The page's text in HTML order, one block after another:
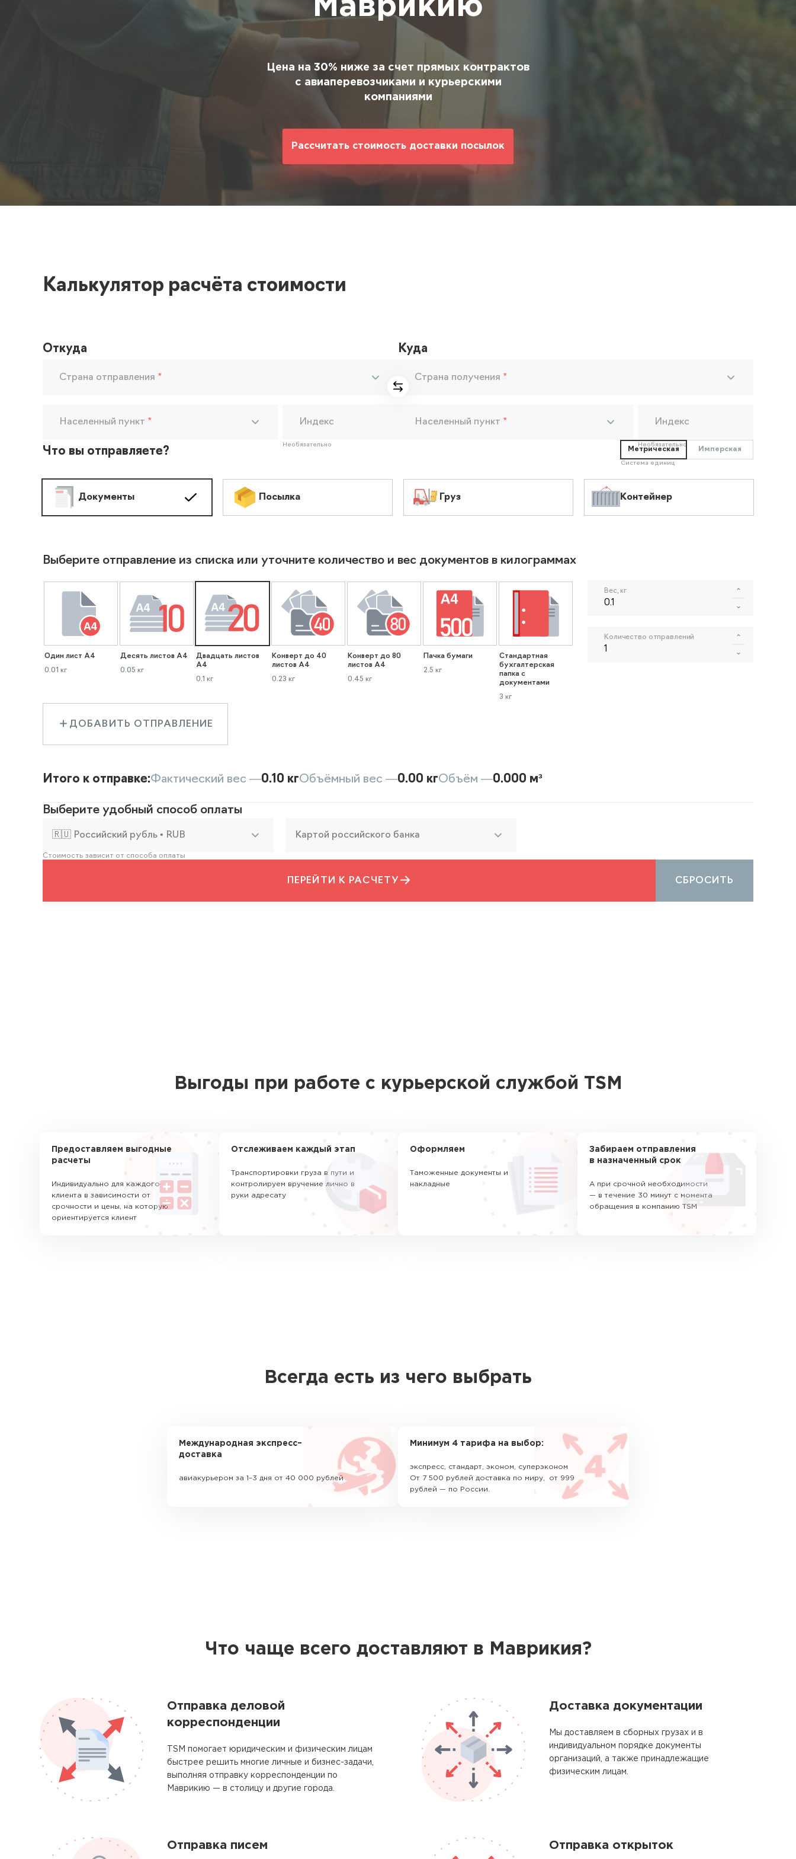
декларирование
Страхование
Помощь
Маврикию
Цена на 30% ниже за счет прямых контрактов
с авиаперевозчиками и курьерскими
компаниями
Рассчитать стоимость доставки посылок
Калькулятор расчёта стоимости
Откуда
Страна отправления *
Населенный пункт * Индекс
Необязательно
Куда
Страна получения *
Населенный пункт * Индекс
Необязательно
Что вы отправляете? Метрическая Имперская
Система единиц
Документы Посылка Груз Контейнер
Выберите отправление из списка или уточните количество и вес документов в килограммах
Один лист А4
0.01 кг
Десять листов А4
0.05 кг
Двадцать листов
А4
0.1 кг
Конверт до 40
листов А4
0.23 кг
Конверт до 80
листов А4
0.45 кг
Пачка бумаги
2.5 кг
Стандартная
бухгалтерская
папка с
документами
3 кг
Вес, кг
Количество отправлений
ДОБАВИТЬ ОТПРАВЛЕНИЕ
Итого к отправке:Фактический вес —0.10 кгОбъёмный вес —0.00 кгОбъём —0.000 м³
Выберите удобный способ оплаты
🇷🇺 Российский рубль • RUB Картой российского банка
Стоимость зависит от способа оплаты
ПЕРЕЙТИ К РАСЧЕТУ СБРОСИТЬ
Выгоды при работе с курьерской службой TSM
Предоставляем выгодные
расчеты
Индивидуально для каждого
клиента в зависимости от
срочности и цены, на которую
ориентируется клиент
Отслеживаем каждый этап
Транспортировки груза в пути и
контролируем вручение лично в
руки адресату
Оформляем
Таможенные документы и
накладные
Забираем отправления
в назначенный срок
А при срочной необходимости
— в течение 30 минут с момента
обращения в компанию TSM
Всегда есть из чего выбрать
Международная экспресс–
доставка
авиакурьером за 1–3 дня от 40 000 рублей
Минимум 4 тарифа на выбор:
экспресс, стандарт, эконом, суперэконом
От 7 500 рублей доставка по миру, от 999
рублей — по России.
Что чаще всего доставляют в Маврикия?
Отправка деловой
корреспонденции
TSM помогает юридическим и физическим лицам
быстрее решить многие личные и бизнес-задачи,
выполняя отправку корреспонденции по
Маврикию — в столицу и другие города.
Доставка документации
Мы доставляем в сборных грузах и в
индивидуальном порядке документы
организаций, а также принадлежащие
физическим лицам.
Отправка писем Отправка открыток